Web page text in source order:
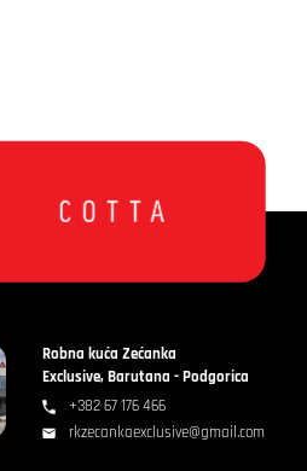
Robna kuća Zećanka
Exclusive, Barutana - Podgorica
+382 67 176 466
rkzecankaexclusive@gmail.com